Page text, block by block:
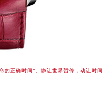
正确时间”。静让世界暂停，动让时间